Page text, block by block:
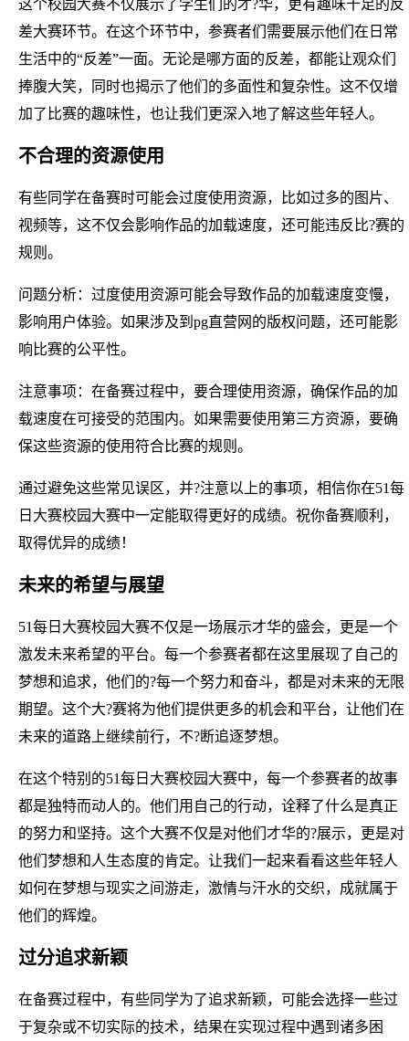
这个校园大赛不仅展示了学生们的才?华，更有趣味十足的反
差大赛环节。在这个环节中，参赛者们需要展示他们在日常
生活中的“反差”一面。无论是哪方面的反差，都能让观众们
捧腹大笑，同时也揭示了他们的多面性和复杂性。这不仅增
加了比赛的趣味性，也让我们更深入地了解这些年轻人。
不合理的资源使用
有些同学在备赛时可能会过度使用资源，比如过多的图片、
视频等，这不仅会影响作品的加载速度，还可能违反比?赛的
规则。
问题分析：过度使用资源可能会导致作品的加载速度变慢，
影响用户体验。如果涉及到pg直营网的版权问题，还可能影
响比赛的公平性。
注意事项：在备赛过程中，要合理使用资源，确保作品的加
载速度在可接受的范围内。如果需要使用第三方资源，要确
保这些资源的使用符合比赛的规则。
通过避免这些常见误区，并?注意以上的事项，相信你在51每
日大赛校园大赛中一定能取得更好的成绩。祝你备赛顺利，
取得优异的成绩！
未来的希望与展望
51每日大赛校园大赛不仅是一场展示才华的盛会，更是一个
激发未来希望的平台。每一个参赛者都在这里展现了自己的
梦想和追求，他们的?每一个努力和奋斗，都是对未来的无限
期望。这个大?赛将为他们提供更多的机会和平台，让他们在
未来的道路上继续前行，不?断追逐梦想。
在这个特别的51每日大赛校园大赛中，每一个参赛者的故事
都是独特而动人的。他们用自己的行动，诠释了什么是真正
的努力和坚持。这个大赛不仅是对他们才华的?展示，更是对
他们梦想和人生态度的肯定。让我们一起来看看这些年轻人
如何在梦想与现实之间游走，激情与汗水的交织，成就属于
他们的辉煌。
过分追求新颖
在备赛过程中，有些同学为了追求新颖，可能会选择一些过
于复杂或不切实际的技术，结果在实现过程中遇到诸多困